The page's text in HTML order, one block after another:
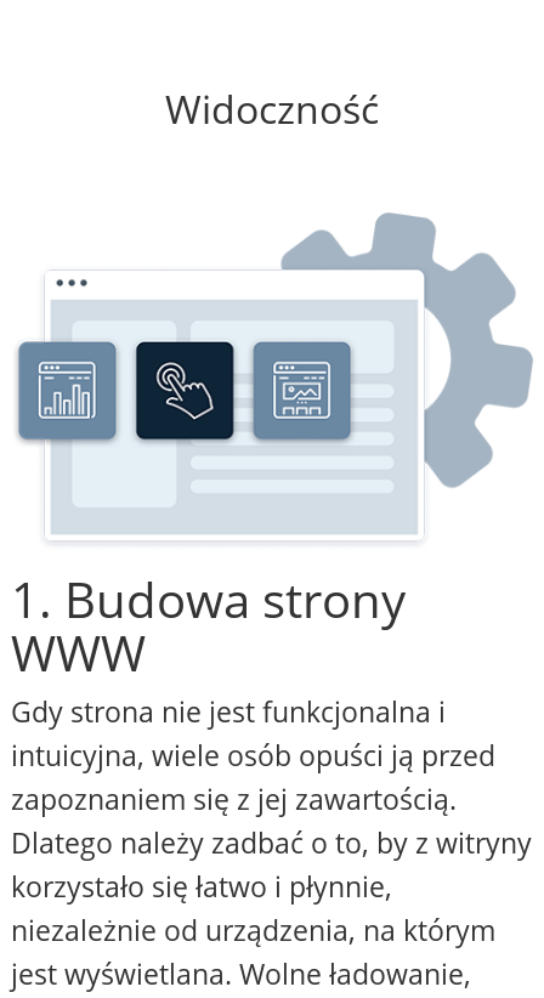
Widoczność
1. Budowa strony
WWW
Gdy strona nie jest funkcjonalna i
intuicyjna, wiele osób opuści ją przed
zapoznaniem się z jej zawartością.
Dlatego należy zadbać o to, by z witryny
korzystało się łatwo i płynnie,
niezależnie od urządzenia, na którym
jest wyświetlana. Wolne ładowanie,